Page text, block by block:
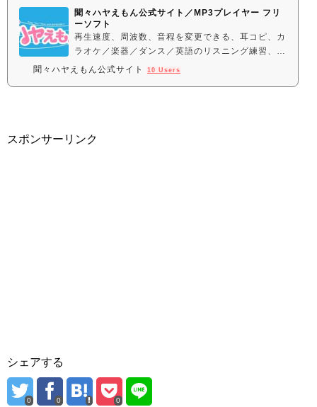
聞々ハヤえもん公式サイト／MP3プレイヤー フリ
ーソフト
再生速度、周波数、音程を変更できる、耳コピ、カ
ラオケ／楽器／ダンス／英語のリスニング練習、テ
ープ起こし等に便利なMP3プレーヤとして公開中
聞々ハヤえもん公式サイト 10 Users
スポンサーリンク
シェアする
0 0 0